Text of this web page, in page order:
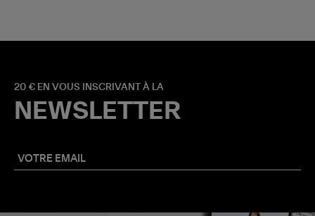
20 € EN VOUS INSCRIVANT À LA
NEWSLETTER